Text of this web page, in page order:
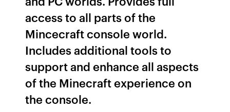
access to all parts of the
Mincecraft console world.
Includes additional tools to
support and enhance all aspects
of the Minecraft experience on
the console.